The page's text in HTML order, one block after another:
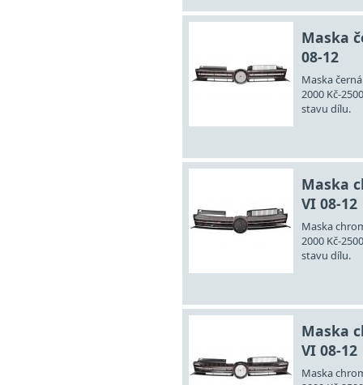
Maska
08-12
Maska
2000 Kč-
stavu dílu.
Maska
VI 08-12
Maska
2000 Kč-
stavu dílu.
Maska
VI 08-12
Maska